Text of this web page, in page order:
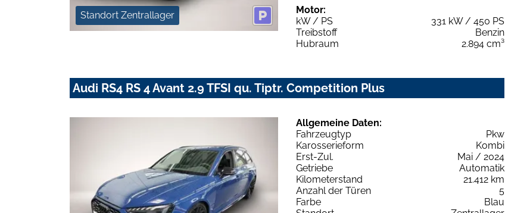
Standort Zentrallager
Motor:
kW / PS
331 kW / 450 PS
Treibstoff
Benzin
Hubraum
2.894 cm³
Audi RS4 RS 4 Avant 2.9 TFSI qu. Tiptr. Competition Plus
Allgemeine Daten:
Fahrzeugtyp
Pkw
Karosserieform
Kombi
Erst-Zul.
Mai / 2024
Getriebe
Automatik
Kilometerstand
21.412 km
Anzahl der Türen
5
Farbe
Blau